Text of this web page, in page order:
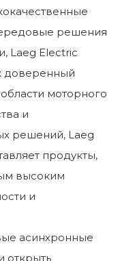
решения
Laeg Electric
доверенный
моторного
и
решений, Laeg
продукты,
высоким
и
асинхронные
открыть